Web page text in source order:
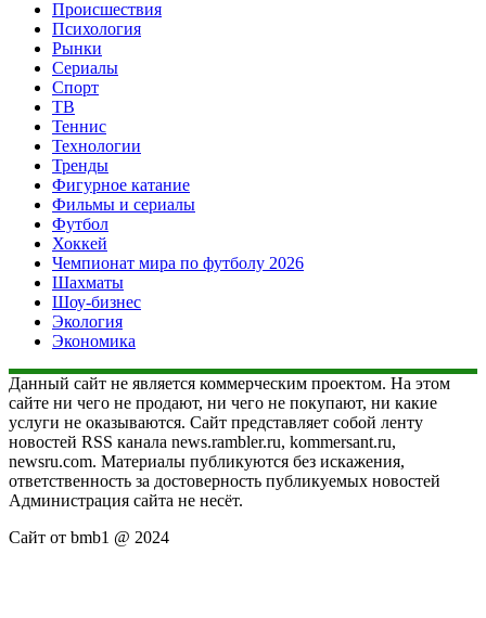
Происшествия
Психология
Рынки
Сериалы
Спорт
ТВ
Теннис
Технологии
Тренды
Фигурное катание
Фильмы и сериалы
Футбол
Хоккей
Чемпионат мира по футболу 2026
Шахматы
Шоу-бизнес
Экология
Экономика
Данный сайт не является коммерческим проектом. На этом
сайте ни чего не продают, ни чего не покупают, ни какие
услуги не оказываются. Сайт представляет собой ленту
новостей RSS канала news.rambler.ru, kommersant.ru,
newsru.com. Материалы публикуются без искажения,
ответственность за достоверность публикуемых новостей
Администрация сайта не несёт.
Сайт от bmb1 @ 2024